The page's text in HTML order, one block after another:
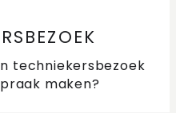
techniekersbezoek
maken?